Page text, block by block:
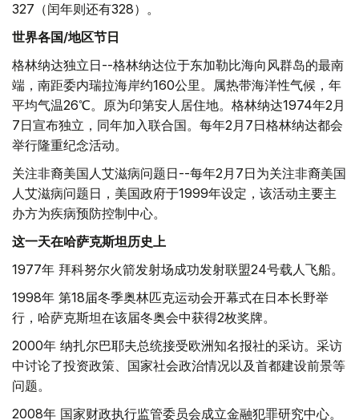
327（闰年则还有328）。
世界各国/地区节日
格林纳达独立日--格林纳达位于东加勒比海向风群岛的最南
端，南距委内瑞拉海岸约160公里。属热带海洋性气候，年
平均气温26℃。原为印第安人居住地。格林纳达1974年2月
7日宣布独立，同年加入联合国。每年2月7日格林纳达都会
举行隆重纪念活动。
关注非裔美国人艾滋病问题日--每年2月7日为关注非裔美国
人艾滋病问题日，美国政府于1999年设定，该活动主要主
办方为疾病预防控制中心。
这一天在哈萨克斯坦历史上
1977年 拜科努尔火箭发射场成功发射联盟24号载人飞船。
1998年 第18届冬季奥林匹克运动会开幕式在日本长野举
行，哈萨克斯坦在该届冬奥会中获得2枚奖牌。
2000年 纳扎尔巴耶夫总统接受欧洲知名报社的采访。采访
中讨论了投资政策、国家社会政治情况以及首都建设前景等
问题。
2008年 国家财政执行监管委员会成立金融犯罪研究中心。